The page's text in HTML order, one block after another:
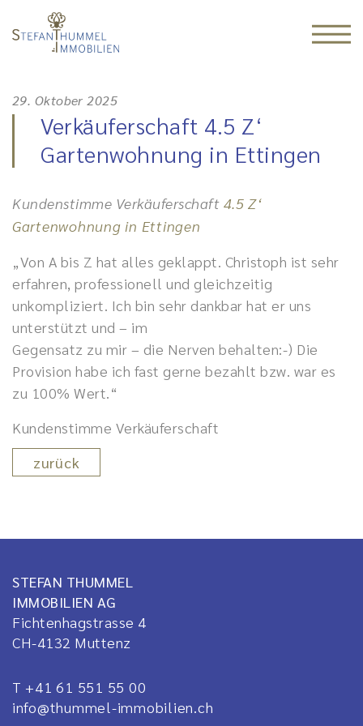
29. Oktober 2025
Verkäuferschaft 4.5 Z‘
Gartenwohnung in Ettingen
Kundenstimme Verkäuferschaft 4.5 Z‘
Gartenwohnung in Ettingen
„Von A bis Z hat alles geklappt. Christoph ist sehr
erfahren, professionell und gleichzeitig
unkompliziert. Ich bin sehr dankbar hat er uns
unterstützt und – im
Gegensatz zu mir – die Nerven behalten:-) Die
Provision habe ich fast gerne bezahlt bzw. war es
zu 100% Wert.“
Kundenstimme Verkäuferschaft
zurück
STEFAN THUMMEL
IMMOBILIEN AG
Fichtenhagstrasse 4
CH-4132 Muttenz
T +41 61 551 55 00
info@thummel-immobilien.ch